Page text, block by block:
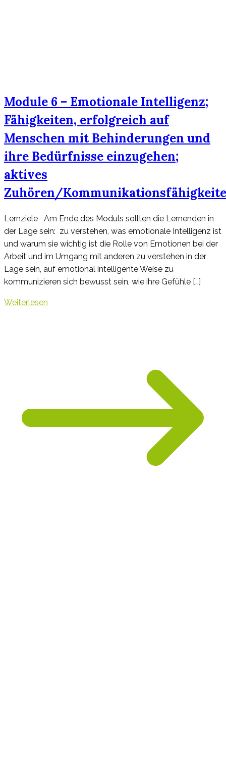
Module 6 – Emotionale Intelligenz;
Fähigkeiten, erfolgreich auf
Menschen mit Behinderungen und
ihre Bedürfnisse einzugehen;
aktives
Zuhören/
Lernziele Am Ende des Moduls sollten die Lernenden in
der Lage sein: ​ zu verstehen, was emotionale Intelligenz ist
und warum sie wichtig ist​ die Rolle von Emotionen bei der
Arbeit und im Umgang mit anderen zu verstehen​ in der
Lage sein, auf emotional intelligente Weise zu
kommunizieren​ sich bewusst sein, wie ihre Gefühle […]
Weiterlesen